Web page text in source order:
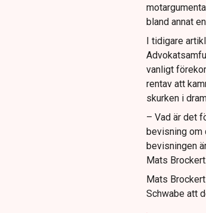
bland annat
I tidigare
vanligt
rentav att
skurken i
– Vad är det
bevisning om
bevisningen
Mats Brockert.
Mats
Schwabe att